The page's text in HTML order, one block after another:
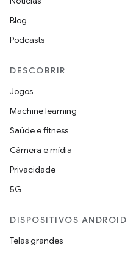
Blog
Podcasts
DESCOBRIR
Jogos
Machine learning
Saúde e fitness
Câmera e mídia
Privacidade
5G
DISPOSITIVOS ANDROID
Telas grandes